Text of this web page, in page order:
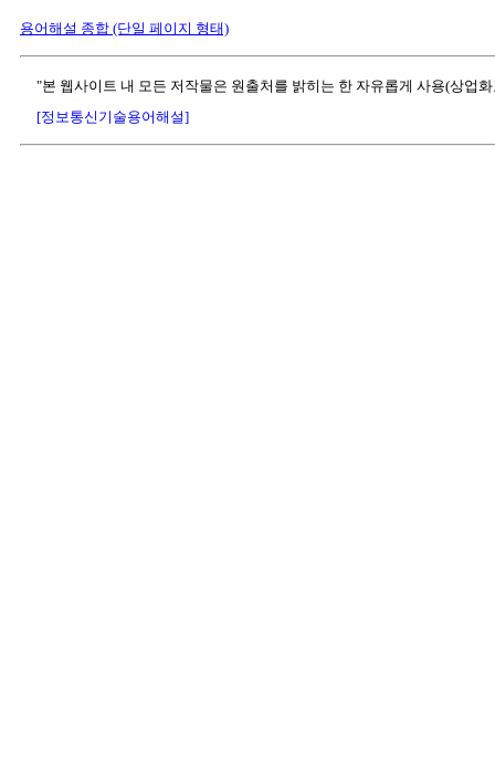
용어해설 종합 (단일 페이지 형태)
"본 웹사이트 내 모든 저작물은 원출처를 밝히는 한 자유롭게 사용(상업
[정보통신기술용어해설]